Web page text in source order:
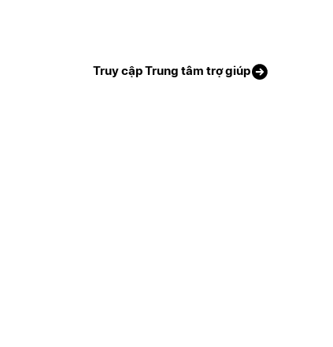
Truy cập Trung tâm trợ giúp